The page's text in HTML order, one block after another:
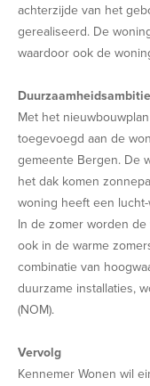
achterzijde van het
gerealiseerd. De
waardoor ook de
Duurzaamheidsambitie
Met het
toegevoegd aan de
gemeente Bergen. De
het dak komen
woning heeft een
In de zomer worden
ook in de warme
combinatie van
duurzame installaties,
(NOM).
Vervolg
Kennemer Wonen wil